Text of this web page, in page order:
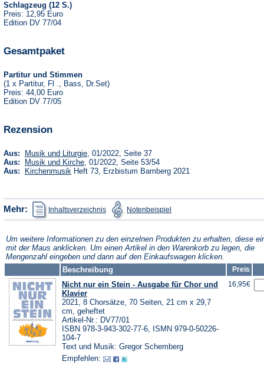
Schlagzeug (12 S.)
Preis: 12,95 Euro
Edition DV 77/04
Gesamtpaket
Partitur und Stimmen
(1 x Partitur, Fl ., Bass, Dr.Set)
Preis: 44,00 Euro
Edition DV 77/05
Rezension
Aus: Musik und Liturgie(Öffnet
in
einem
neuen
, 01/2022, Seite 37
Aus:
Musik und Kirche(Öffnet
in
, 01/2022, Seite 53/54
Aus:
Kirchenmusik (Öffnet
Heft 73, Erzbistum Bamberg 2021
Mehr: Inhaltsverzeichnis
(Öffnet
in
einem
Tab)
Notenbeispiel in
einem
Tab)
Um weitere Informationen zu den einzelnen Produkten zu erhalten, diese
mit der Maus anklicken. Um einen Artikel in den Warenkorb zu legen, die
Mengenzahl eingeben und dann auf den Einkaufswagen klicken.
Beschreibung
Preis
Nicht nur ein Stein - Ausgabe für Chor und
Klavier
2021, 8 Chorsätze, 70 Seiten, 21 cm x 29,7
cm, geheftet
Artikel-Nr.: DV77/01
ISBN 978-3-943-302-77-6, ISMN 979-0-50226-
104-7
Text und Musik: Gregor Schemberg
Empfehlen:
16,95€